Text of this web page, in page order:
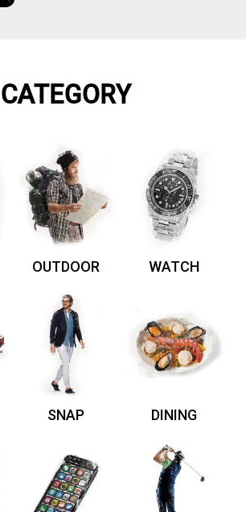
CATEGORY
OUTDOOR WATCH
SNAP DINING